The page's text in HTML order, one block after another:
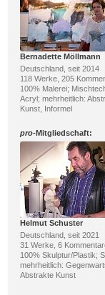
Bernadette Möllmann
Deutschland, seit 2014
118 Werke, 205
100% Malerei;
Acryl; mehrheitlich:
Kunst, Informel
pro-Mitgliedschaft:
Helmut Schuster
Deutschland, seit 2021
31 Werke, 6
100% Skulptur/Plastik;
mehrheitlich:
Abstrakte Kunst